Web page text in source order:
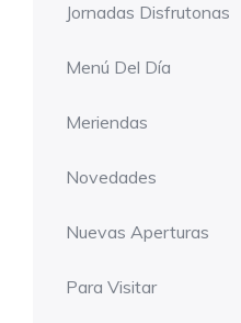
Jornadas Disfrutonas
Menú Del Día
Meriendas
Novedades
Nuevas Aperturas
Para Visitar